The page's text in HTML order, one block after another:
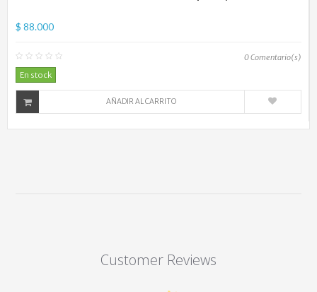
$ 88.000
0Comentario(s)
En stock
AÑADIR AL CARRITO
Customer Reviews